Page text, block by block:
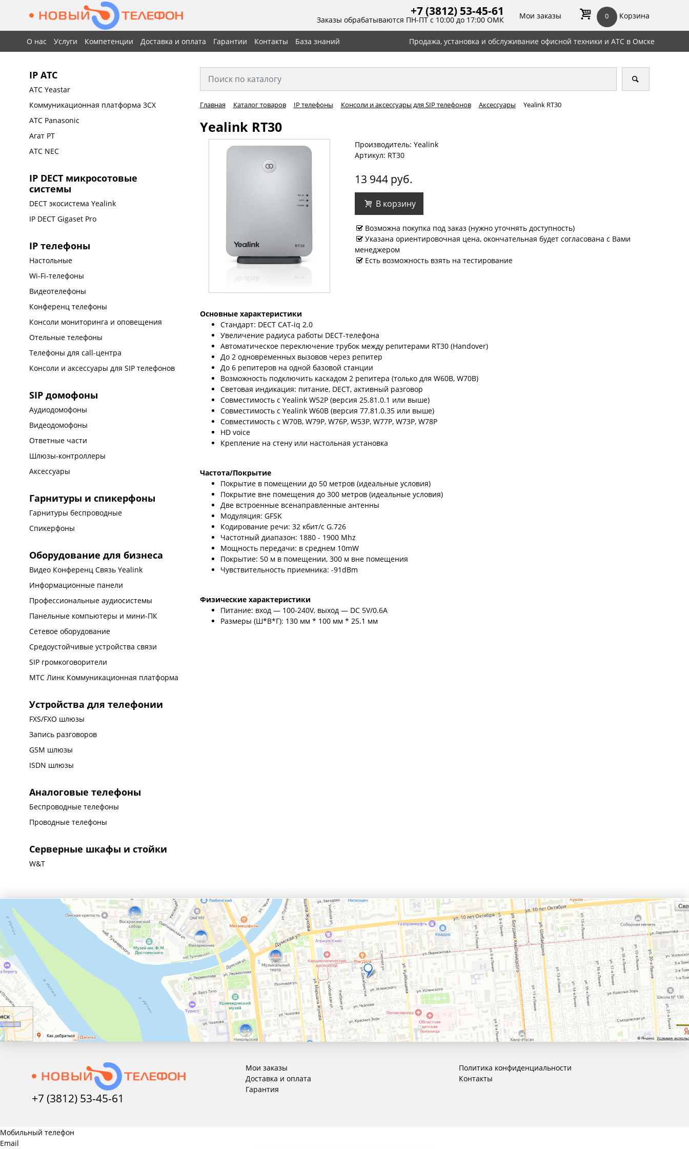
+7 (3812) 53-45-61
Заказы обрабатываются ПН-ПТ с 10:00 до 17:00 ОМК Мои заказы 0 Корзина
О нас Услуги Компетенции Доставка и оплата Гарантии Контакты База знаний Продажа, установка и обслуживание офисной техники и АТС в Омске
IP АТС
АТС Yeastar
Коммуникационная платформа 3CX
АТС Panasonic
Агат РТ
АТС NEC
IP DECT микросотовые
системы
DECT экосистема Yealink
IP DECT Gigaset Pro
IP телефоны
Настольные
Wi-Fi-телефоны
Видеотелефоны
Конференц телефоны
Консоли мониторинга и оповещения
Отельные телефоны
Телефоны для call-центра
Консоли и аксессуары для SIP телефонов
SIP домофоны
Аудиодомофоны
Видеодомофоны
Ответные части
Шлюзы-контроллеры
Аксессуары
Гарнитуры и спикерфоны
Гарнитуры беспроводные
Спикерфоны
Оборудование для бизнеса
Видео Конференц Связь Yealink
Информационные панели
Профессиональные аудиосистемы
Панельные компьютеры и мини-ПК
Сетевое оборудование
Средоустойчивые устройства связи
SIP громкоговорители
МТС Линк Коммуникационная платформа
Устройства для телефонии
FXS/FXO шлюзы
Запись разговоров
GSM шлюзы
ISDN шлюзы
Аналоговые телефоны
Беспроводные телефоны
Проводные телефоны
Серверные шкафы и стойки
W&T
Главная Каталог товаров IP телефоны Консоли и аксессуары для SIP телефонов Аксессуары Yealink RT30
Yealink RT30
Производитель: Yealink
Артикул: RT30
13 944 руб.
В корзину
Возможна покупка под заказ (нужно уточнять доступность)
Указана ориентировочная цена, окончательная будет согласована с Вами
менеджером
Есть возможность взять на тестирование
Основные характеристики
Стандарт: DECT CAT-iq 2.0
Увеличение радиуса работы DECT-телефона
Автоматическое переключение трубок между репитерами RT30 (Нandover)
До 2 одновременных вызовов через репитер
До 6 репитеров на одной базовой станции
Возможность подключить каскадом 2 репитера (только для W60B, W70B)
Световая индикация: питание, DECT, активный разговор
Совместимость с Yealink W52P (версия 25.81.0.1 или выше)
Совместимость с Yealink W60B (версия 77.81.0.35 или выше)
Совместимость с W70B, W79P, W76P, W53P, W77P, W73P, W78P
HD voice
Крепление на стену или настольная установка
Частота/Покрытие
Покрытие в помещении до 50 метров (идеальные условия)
Покрытие вне помещения до 300 метров (идеальные условия)
Две встроенные всенаправленные антенны
Модуляция: GFSK
Кодирование речи: 32 кбит/с G.726
Частотный диапазон: 1880 - 1900 Mhz
Мощность передачи: в среднем 10mW
Покрытие: 50 м в помещении, 300 м вне помещения
Чувствительность приемника: -91dBm
Физические характеристики
Питание: вход — 100-240V, выход — DC 5V/0.6A
Размеры (Ш*В*Г): 130 мм * 100 мм * 25.1 мм
+7 (3812) 53-45-61
Мои заказы
Доставка и оплата
Гарантия
Политика конфиденциальности
Контакты
Мобильный телефон
Email